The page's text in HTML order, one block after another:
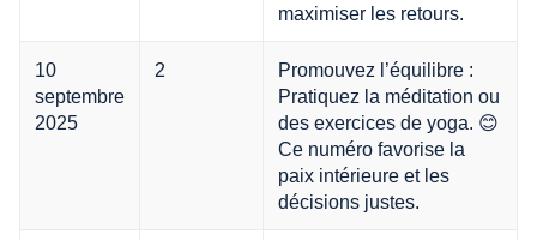
maximiser les retours.
10
septembre
2025
2
Promouvez l’équilibre :
Pratiquez la méditation ou
des exercices de yoga. 😊
Ce numéro favorise la
paix intérieure et les
décisions justes.